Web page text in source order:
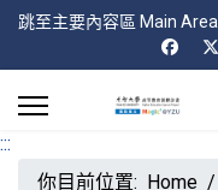
跳至主要內容區 Main Area
:::
你目前位置: Home